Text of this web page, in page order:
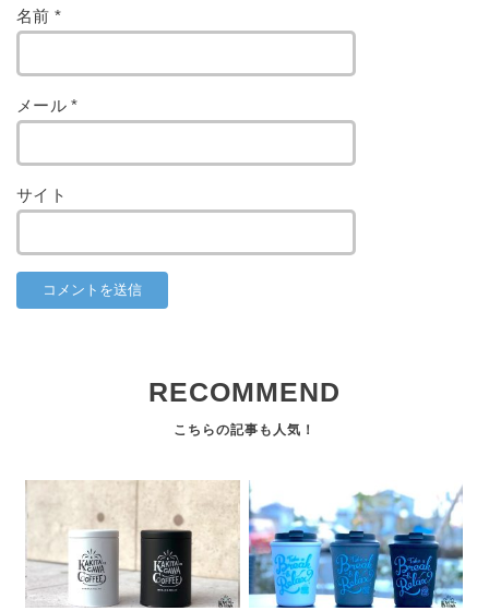
名前 *
メール*
サイト
RECOMMEND